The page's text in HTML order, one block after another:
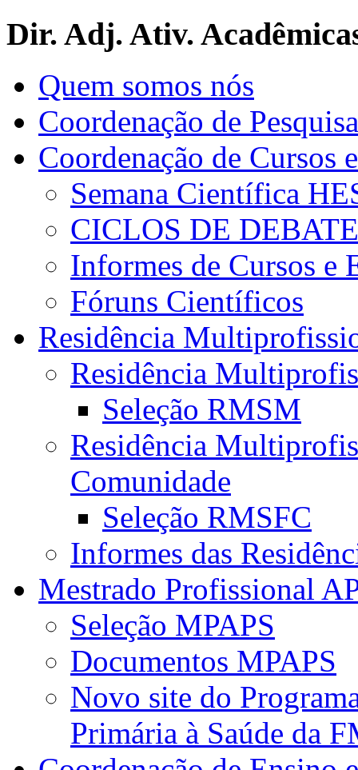
Dir. Adj. Ativ.
Quem somos nós
Coordenação de Pesquisa
Coordenação de Cursos
Semana Científica
CICLOS DE
Informes de Cursos e
Fóruns Científicos
Residência
Residência
Seleção RMSM
Residência
Comunidade
Seleção RMSFC
Informes das
Mestrado Profissional
Seleção MPAPS
Documentos MPAPS
Novo site do
Primária à Saúde da